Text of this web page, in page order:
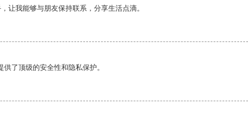
让我能够与朋友保持联系，分享生活点滴。
了顶级的安全性和隐私保护。